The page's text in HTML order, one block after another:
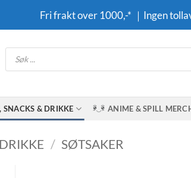
Fri frakt over 1000,-* ｜Ingen
Products
search
SNACKS & DRIKKE ANIME & SPILL
/ SØTSAKER